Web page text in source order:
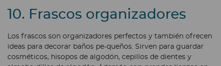
10. Frascos organizadores
Los frascos son organizadores perfectos y también ofrecen
ideas para decorar baños pe-queños. Sirven para guardar
cosméticos, hisopos de algodón, cepillos de dientes y